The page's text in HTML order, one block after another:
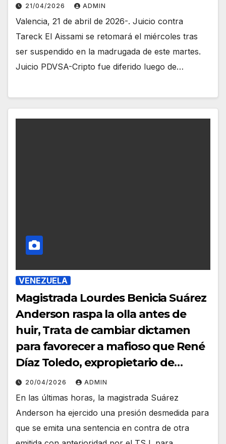
21/04/2026 ADMIN
Valencia, 21 de abril de 2026-. Juicio contra
Tareck El Aissami se retomará el miércoles tras
ser suspendido en la madrugada de este martes.
Juicio PDVSA-Cripto fue diferido luego de…
VENEZUELA
Magistrada Lourdes Benicia Suárez
Anderson raspa la olla antes de
huir, Trata de cambiar dictamen
para favorecer a mafioso que René
Díaz Toledo, expropietario de
«Superautos Las Mercedes»
20/04/2026 ADMIN
En las últimas horas, la magistrada Suárez
Anderson ha ejercido una presión desmedida para
que se emita una sentencia en contra de otra